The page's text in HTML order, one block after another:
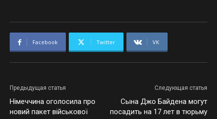
Facebook Twitter VK
Предыдущая статья
Німеччина оголосила про
новий пакет військової
Следующая статья
Сына Джо Байдена могут
посадить на 17 лет в тюрьму